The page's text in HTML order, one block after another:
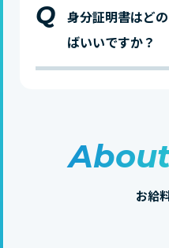
Q
身分証明書はど
ばいいですか？
お給